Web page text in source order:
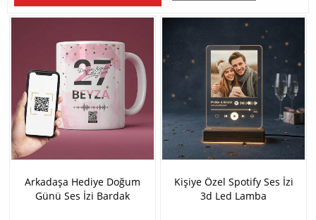
Arkadaşa Hediye Doğum
Günü Ses İzi Bardak
Kişiye Özel Spotify Ses İzi
3d Led Lamba